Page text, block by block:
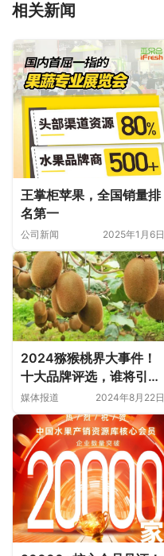
相关新闻
王掌柜苹果，全国销量排
名第一
公司新闻 2025年1月6日
2024猕猴桃界大事件！
十大品牌评选，谁将引领
潮流？
媒体报道 2024年8月22日